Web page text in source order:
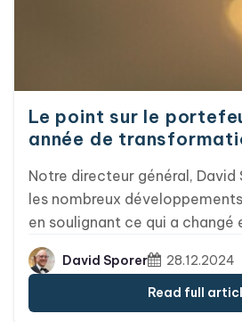
moderne pour gérer
Le point sur le
année de
Notre directeur général, David
les nombreux
en soulignant ce qui a changé
pertinent du point de vue
année a marqué un tournant
Google, qui a débuté il y a
changement de nom de
David Sporer
28.12.2024
Read full